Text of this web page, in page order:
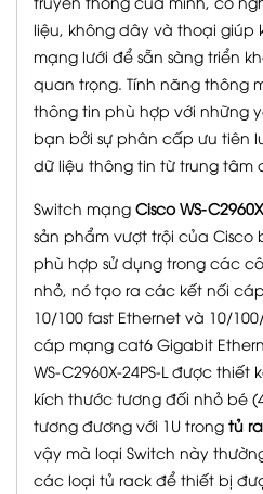
liệu, không dây và thoại giúp
mạng lưới để sẵn sàng triển
quan trọng. Tính năng thông
thông tin phù hợp với những
bạn bởi sự phân cấp ưu tiên
dữ liệu thông tin từ trung tâm
Switch mạng Cisco WS-
sản phẩm vượt trội của
phù hợp sử dụng trong các
nhỏ, nó tạo ra các kết nối
10/100 fast Ethernet và 10/
cáp mạng cat6 Gigabit
WS-C2960X-24PS-L được
kích thước tương đối nhỏ bé
tương đương với 1U trong tủ
vậy mà loại Switch này
các loại tủ rack để thiết bị